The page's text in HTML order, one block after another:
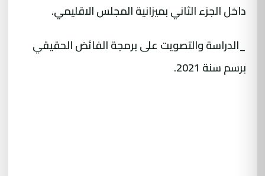
داخل الجزء الثاني بميزانية المجلس الاقليمي.
_الدراسة والتصويت على برمجة الفائض الحقيقي
برسم سنة 2021.